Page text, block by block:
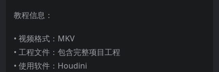
教程信息：
• 视频格式：MKV
• 工程文件：包含完整项目工程
• 使用软件：Houdini